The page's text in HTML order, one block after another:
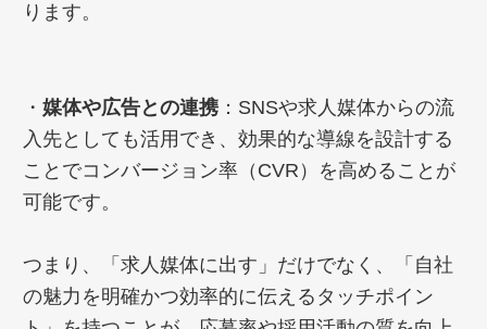
ります。
・ 媒体や広告との連携 ：SNSや求人媒体からの流
入先としても活用でき、効果的な導線を設計する
ことでコンバージョン率（CVR）を高めることが
可能です。
つまり、「求人媒体に出す」だけでなく、「自社
の魅力を明確かつ効率的に伝えるタッチポイン